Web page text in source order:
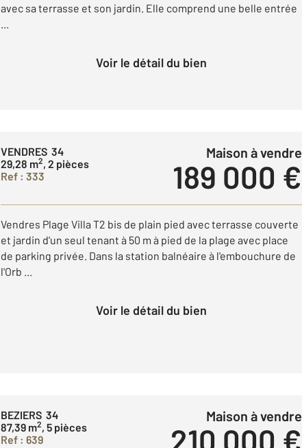
avec sa terrasse et son jardin. Elle comprend une belle entrée
...
Voir le détail du bien
VENDRES 34
29,28 m2, 2 pièces
Ref : 333
Maison à vendre
189 000 €
Vendres Plage Villa T2 bis de plain pied avec terrasse couverte
et jardin d'un seul tenant à 50 m à pied de la plage avec place
de parking privée. Dans la station balnéaire à l'embouchure de
l'Orb ...
Voir le détail du bien
BEZIERS 34
87,39 m2, 5 pièces
Ref : 639
Maison à vendre
210 000 €